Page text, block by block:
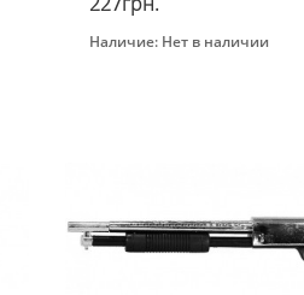
Закончился
Наличие: Нет в наличии
Материал